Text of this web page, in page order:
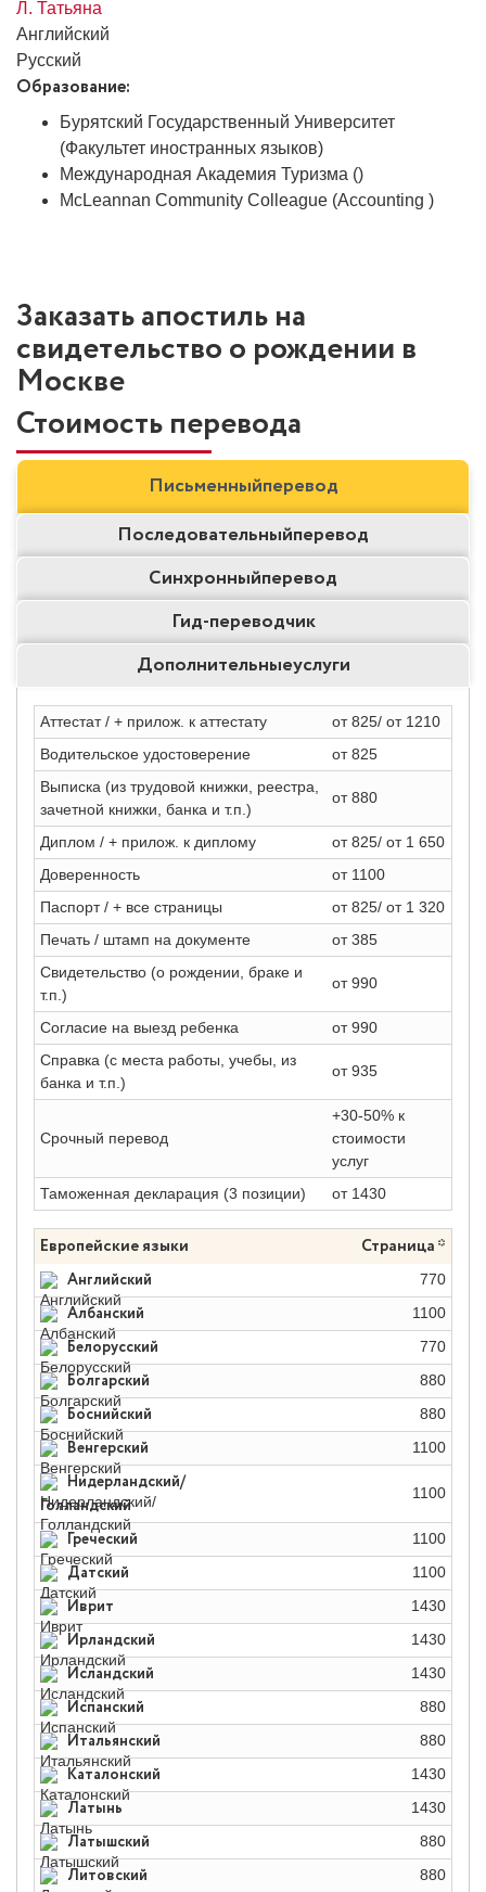
Л. Татьяна
Английский
Русский
Образование:
Бурятский Государственный Университет
(Факультет иностранных языков)
Международная Академия Туризма ()
McLeannan Community Colleague (Accounting )
Заказать апостиль на
свидетельство о рождении в
Москве
Стоимость перевода
Письменныйперевод
Последовательныйперевод
Синхронныйперевод
Гид-переводчик
Дополнительныеуслуги
Аттестат / + прилож. к аттестату
от 825/ от 1210
Водительское удостоверение
от 825
Выписка (из трудовой книжки, реестра,
зачетной книжки, банка и т.п.)
от 880
Диплом / + прилож. к диплому
от 825/ от 1 650
Доверенность
от 1100
Паспорт / + все страницы
от 825/ от 1 320
Печать / штамп на документе
от 385
Свидетельство (о рождении, браке и
т.п.)
от 990
Согласие на выезд ребенка
от 990
Справка (с места работы, учебы, из
банка и т.п.)
от 935
Срочный перевод
+30-50% к
стоимости
услуг
Таможенная декларация (3 позиции)
от 1430
Европейские языки Страница *
Английский 770
Албанский 1100
Белорусский 770
Болгарский 880
Боснийский 880
Венгерский 1100
Нидерландский/
Голландский
1100
Греческий 1100
Датский 1100
Иврит 1430
Ирландский 1430
Исландский 1430
Испанский 880
Итальянский 880
Каталонский 1430
Латынь 1430
Латышский 880
Литовский 880